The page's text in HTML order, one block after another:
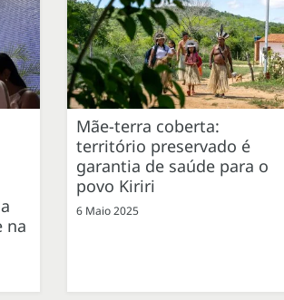
na
Mãe-terra coberta:
território preservado é
garantia de saúde para o
povo Kiriri
6 Maio 2025